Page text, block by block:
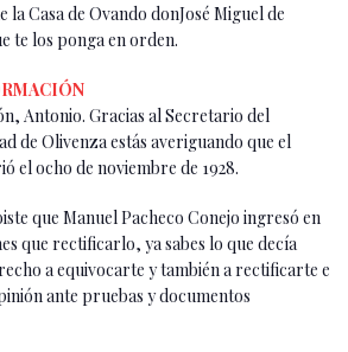
la Casa de Ovando donJosé Miguel de
te los ponga en orden.
Antonio. Gracias al Secretario del
de Olivenza estás averiguando que el
el ocho de noviembre de 1928.
que Manuel Pacheco Conejo ingresó en
que rectificarlo, ya sabes lo que decía
a equivocarte y también a rectificarte e
ante pruebas y documentos